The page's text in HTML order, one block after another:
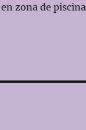
zona de piscina